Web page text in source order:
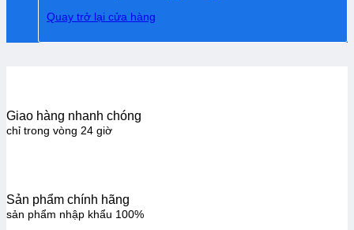
Quay trở lại cửa hàng
Giao hàng nhanh chóng
chỉ trong vòng 24 giờ
Sản phẩm chính hãng
sản phẩm nhập khẩu 100%